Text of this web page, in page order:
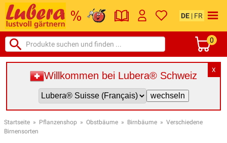
DE | FR
0
X
Willkommen bei Lubera® Schweiz
Startseite » Pflanzenshop » Obstbäume » Birnbäume » Verschiedene
Birnensorten